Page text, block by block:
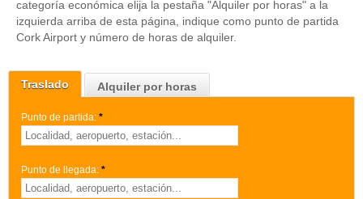
Traslado Alquiler por horas
Punto de partida: *
Punto de llegada: *
categoría económica elija la pestaña "Alquiler por horas" a la
izquierda arriba de esta página, indique como punto de partida
Cork Airport y número de horas de alquiler.